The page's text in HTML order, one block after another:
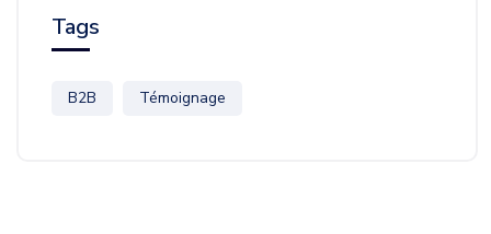
Tags
B2B Témoignage